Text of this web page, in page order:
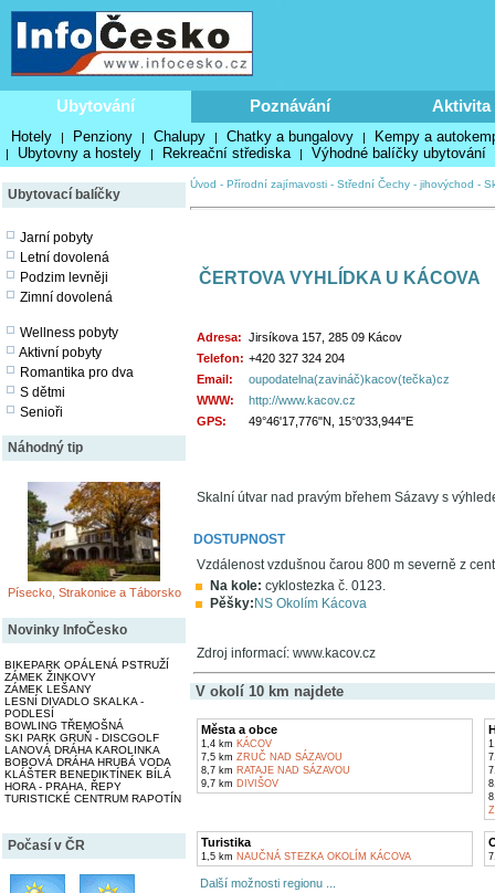
Ubytování Poznávání Aktivita
Hotely | Penziony | Chalupy | Chatky a bungalovy | Kempy a
| Ubytovny a hostely | Rekreační střediska | Výhodné balíčky ubytování
Ubytovací balíčky
Jarní pobyty
Letní dovolená
Podzim levněji
Zimní dovolená
Wellness pobyty
Aktivní pobyty
Romantika pro dva
S dětmi
Senioři
Náhodný tip
Písecko, Strakonice a Táborsko
Novinky InfoČesko
BIKEPARK OPÁLENÁ PSTRUŽÍ
ZÁMEK ŽINKOVY
ZÁMEK LEŠANY
LESNÍ DIVADLO SKALKA -
PODLESÍ
BOWLING TŘEMOŠNÁ
SKI PARK GRUŇ - DISCGOLF
LANOVÁ DRÁHA KAROLINKA
BOBOVÁ DRÁHA HRUBÁ VODA
KLÁŠTER BENEDIKTÍNEK BÍLÁ
HORA - PRAHA, ŘEPY
TURISTICKÉ CENTRUM RAPOTÍN
Počasí v ČR
Úvod - Přírodní zajímavosti - Střední Čechy - jihovýchod -
ČERTOVA VYHLÍDKA U KÁCOVA
Adresa: Jirsíkova 157, 285 09 Kácov
Telefon: +420 327 324 204
Email:
oupodatelna(zavináč)kacov(tečka)cz
WWW:
http://www.kacov.cz
GPS:
49°46'17,776"N, 15°0'33,944"E
Skalní útvar nad pravým břehem Sázavy s
DOSTUPNOST
Vzdálenost vzdušnou čarou 800 m severně z
Na kole: cyklostezka č. 0123.
Pěšky: NS Okolím Kácova
Zdroj informací: www.kacov.cz
V okolí 10 km najdete
Města a obce
1,4 km KÁCOV
7,5 km ZRUČ NAD SÁZAVOU
8,7 km RATAJE NAD SÁZAVOU
9,7 km DIVIŠOV
Turistika
1,5 km NAUČNÁ STEZKA OKOLÍM KÁCOVA
Další možnosti regionu ...